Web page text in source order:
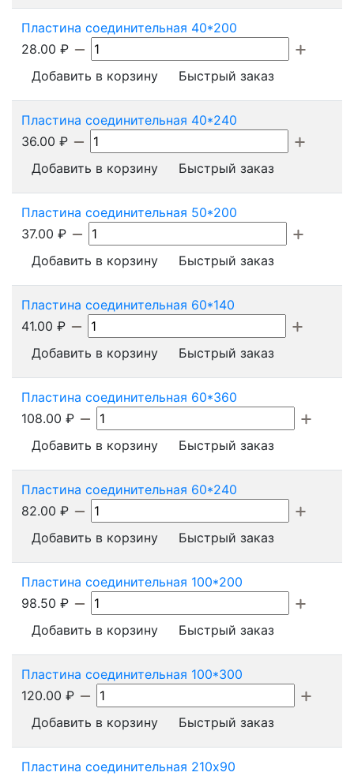
Пластина соединительная 40*200
28.00 ₽
Добавить в корзину
Быстрый заказ
Пластина соединительная 40*240
36.00 ₽
Добавить в корзину
Быстрый заказ
Пластина соединительная 50*200
37.00 ₽
Добавить в корзину
Быстрый заказ
Пластина соединительная 60*140
41.00 ₽
Добавить в корзину
Быстрый заказ
Пластина соединительная 60*360
108.00 ₽
Добавить в корзину
Быстрый заказ
Пластина соединительная 60*240
82.00 ₽
Добавить в корзину
Быстрый заказ
Пластина соединительная 100*200
98.50 ₽
Добавить в корзину
Быстрый заказ
Пластина соединительная 100*300
120.00 ₽
Добавить в корзину
Быстрый заказ
Пластина соединительная 210х90